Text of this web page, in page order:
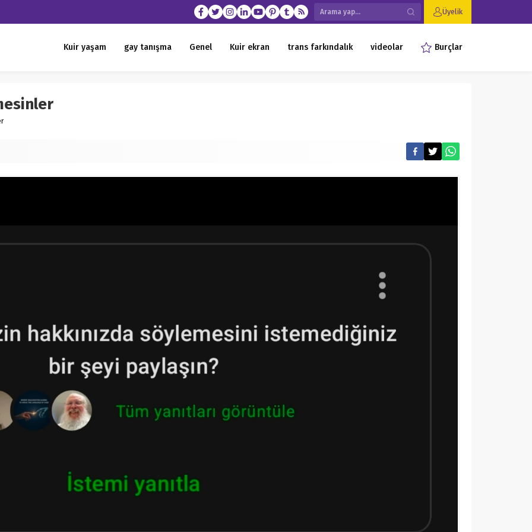
Üyelik
Kuir yaşam gay tanışma Genel Kuir ekran trans farkındalık videolar Burçlar